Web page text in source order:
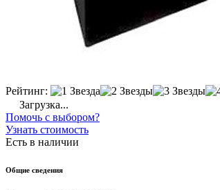
Рейтинг:
Загрузка...
Помочь с выбором?
Узнать стоимость
Есть в наличии
Общие сведения